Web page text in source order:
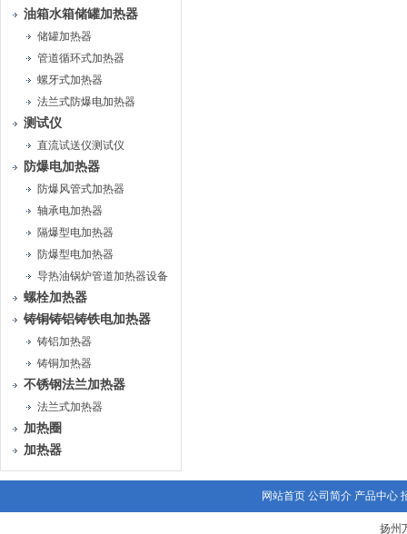
油箱水箱储罐加热器
储罐加热器
管道循环式加热器
螺牙式加热器
法兰式防爆电加热器
测试仪
直流试送仪测试仪
防爆电加热器
防爆风管式加热器
轴承电加热器
隔爆型电加热器
防爆型电加热器
导热油锅炉管道加热器设备
螺栓加热器
铸铜铸铝铸铁电加热器
铸铝加热器
铸铜加热器
不锈钢法兰加热器
法兰式加热器
加热圈
加热器
网站首页 公司简介 产品中心
扬州